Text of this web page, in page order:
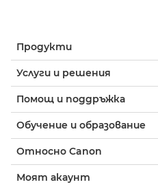
Продукти
Услуги и решения
Помощ и поддръжка
Обучение и образование
Относно Canon
Моят акаунт